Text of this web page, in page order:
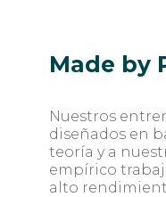
Made by
Nuestros
diseñados en
teoría y a
empírico
alto